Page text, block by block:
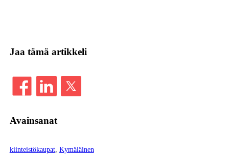
Jaa tämä artikkeli
Avainsanat
kiinteistökaupat, Kymäläinen